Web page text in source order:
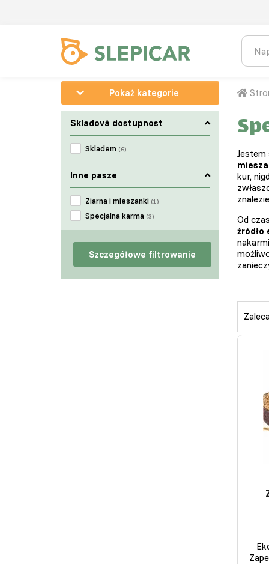
Pokaż kategorie
Skladová dostupnost
Skladem (6)
Inne pasze
Ziarna i mieszanki (1)
Specjalna karma (3)
Szczegółowe filtrowanie
Jestem
kur,
Od
źródło